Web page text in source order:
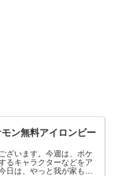
ン無料アイロンビー
ざいます。今週は、ポケ
るキャラクターなどをア
日は、やっと我が家も前